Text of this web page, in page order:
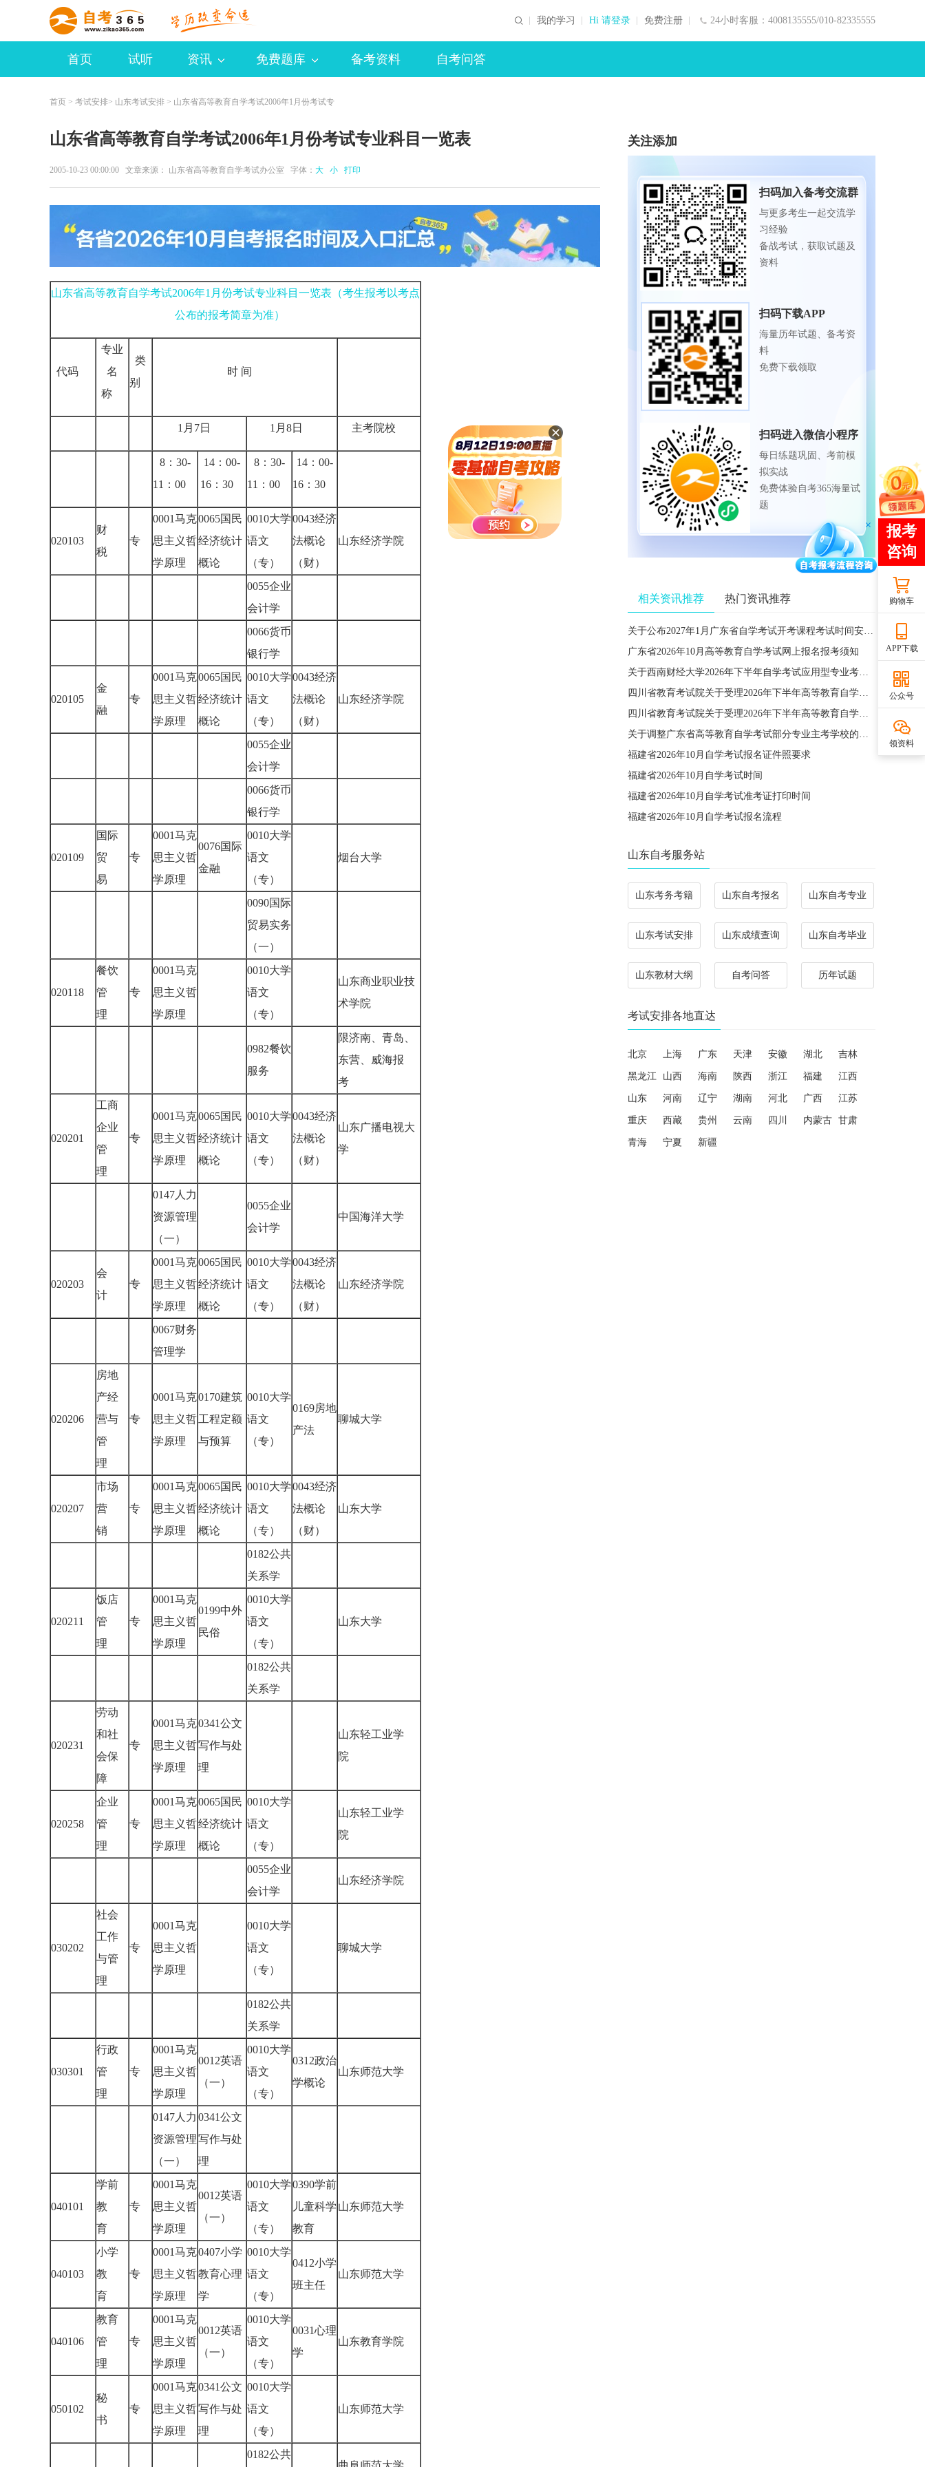
24小时客服：4008135555/010-82335555
我的学习 Hi 请登录 免费注册
首页 试听 资讯 免费题库 备考资料 自考问答
首页 > 考试安排> 山东考试安排 > 山东省高等教育自学考试2006年1月份考试专
山东省高等教育自学考试2006年1月份考试专业科目一览表
2005-10-23 00:00:00 文章来源： 山东省高等教育自学考试办公室 字体： 大 小 打印
山东省高等教育自学考试2006年1月份考试专业科目一览表（考生报考以考点
公布的报考简章为准）
代码
专业
名
称
类
别
时 间
1月7日 1月8日 主考院校
8：30-
11：00
14：00-
16：30
8：30-
11：00
14：00-
16：30
020103
财
税
专
0001马克
思主义哲
学原理
0065国民
经济统计
概论
0010大学
语文
（专）
0043经济
法概论
（财）
山东经济学院
0055企业
会计学
0066货币
银行学
020105
金
融
专
0001马克
思主义哲
学原理
0065国民
经济统计
概论
0010大学
语文
（专）
0043经济
法概论
（财）
山东经济学院
0055企业
会计学
0066货币
银行学
020109
国际
贸
易
专
0001马克
思主义哲
学原理
0076国际
金融
0010大学
语文
（专）
烟台大学
0090国际
贸易实务
（一）
020118
餐饮
管
理
专
0001马克
思主义哲
学原理
0010大学
语文
（专）
山东商业职业技
术学院
0982餐饮
服务
限济南、青岛、
东营、威海报
考
020201
工商
企业
管
理
专
0001马克
思主义哲
学原理
0065国民
经济统计
概论
0010大学
语文
（专）
0043经济
法概论
（财）
山东广播电视大
学
0147人力
资源管理
（一）
0055企业
会计学
中国海洋大学
020203
会
计
专
0001马克
思主义哲
学原理
0065国民
经济统计
概论
0010大学
语文
（专）
0043经济
法概论
（财）
山东经济学院
0067财务
管理学
020206
房地
产经
营与
管
理
专
0001马克
思主义哲
学原理
0170建筑
工程定额
与预算
0010大学
语文
（专）
0169房地
产法
聊城大学
020207
市场
营
销
专
0001马克
思主义哲
学原理
0065国民
经济统计
概论
0010大学
语文
（专）
0043经济
法概论
（财）
山东大学
0182公共
关系学
020211
饭店
管
理
专
0001马克
思主义哲
学原理
0199中外
民俗
0010大学
语文
（专）
山东大学
0182公共
关系学
020231
劳动
和社
会保
障
专
0001马克
思主义哲
学原理
0341公文
写作与处
理
山东轻工业学
院
020258
企业
管
理
专
0001马克
思主义哲
学原理
0065国民
经济统计
概论
0010大学
语文
（专）
山东轻工业学
院
0055企业
会计学
山东经济学院
030202
社会
工作
与管
理
专
0001马克
思主义哲
学原理
0010大学
语文
（专）
聊城大学
0182公共
关系学
030301
行政
管
理
专
0001马克
思主义哲
学原理
0012英语
（一）
0010大学
语文
（专）
0312政治
学概论
山东师范大学
0147人力
资源管理
（一）
0341公文
写作与处
理
040101
学前
教
育
专
0001马克
思主义哲
学原理
0012英语
（一）
0010大学
语文
（专）
0390学前
儿童科学
教育
山东师范大学
040103
小学
教
育
专
0001马克
思主义哲
学原理
0407小学
教育心理
学
0010大学
语文
（专）
0412小学
班主任
山东师范大学
040106
教育
管
理
专
0001马克
思主义哲
学原理
0012英语
（一）
0010大学
语文
（专）
0031心理
学
山东教育学院
050102
秘
书
专
0001马克
思主义哲
学原理
0341公文
写作与处
理
0010大学
语文
（专）
山东师范大学
0182公共
关注添加
扫码加入备考交流群
与更多考生一起交流学
习经验
备战考试，获取试题及
资料
扫码下载APP
海量历年试题、备考资
料
免费下载领取
扫码进入微信小程序
每日练题巩固、考前模
拟实战
免费体验自考365海量试
题
相关资讯推荐 热门资讯推荐
关于公布2027年1月广东省自学考试开考课程考试时间安排和使用教材的通知
广东省2026年10月高等教育自学考试网上报名报考须知
关于西南财经大学2026年下半年自学考试应用型专业考籍更改办理的通知
四川省教育考试院关于受理2026年下半年高等教育自学考试省际转考申请的通告
四川省教育考试院关于受理2026年下半年高等教育自学考试考籍更改申请的通告
关于调整广东省高等教育自学考试部分专业主考学校的通知
福建省2026年10月自学考试报名证件照要求
福建省2026年10月自学考试时间
福建省2026年10月自学考试准考证打印时间
福建省2026年10月自学考试报名流程
山东自考服务站
山东考务考籍 山东自考报名 山东自考专业
山东考试安排 山东成绩查询 山东自考毕业
山东教材大纲 自考问答 历年试题
考试安排各地直达
北京 上海 广东 天津 安徽 湖北 吉林
黑龙江 山西 海南 陕西 浙江 福建 江西
山东 河南 辽宁 湖南 河北 广西 江苏
重庆 西藏 贵州 云南 四川 内蒙古 甘肃
青海 宁夏 新疆
购物车
APP下载
公众号
领资料